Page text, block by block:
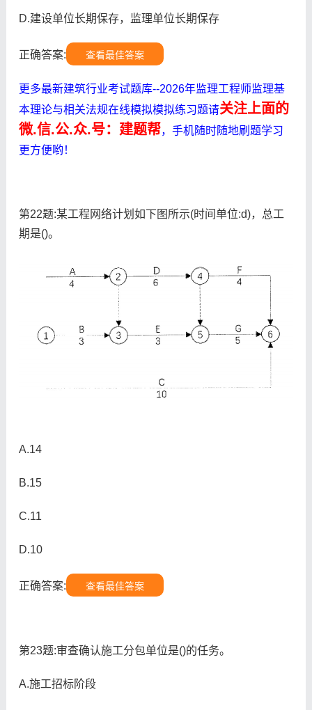
D.建设单位长期保存，监理单位长期保存
正确答案: 查看最佳答案
更多最新建筑行业考试题库--2026年监理工程师监理基
本理论与相关法规在线模拟模拟练习题请关注上面的
微.信.公.众.号：建题帮，手机随时随地刷题学习
更方便哟！
第22题:某工程网络计划如下图所示(时间单位:d)，总工
期是()。
A.14
B.15
C.11
D.10
正确答案: 查看最佳答案
第23题:审查确认施工分包单位是()的任务。
A.施工招标阶段